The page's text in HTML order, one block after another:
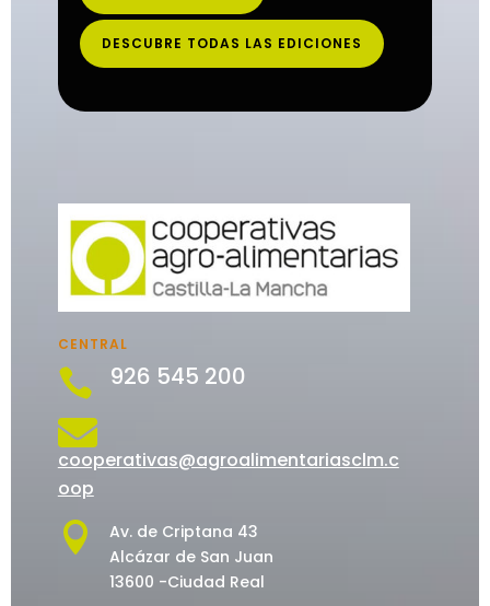
DESCUBRE TODAS LAS EDICIONES
CENTRAL
 926 545 200

cooperativas@agroalimentariasclm.c
oop

Av. de Criptana 43
Alcázar de San Juan
13600 -Ciudad Real